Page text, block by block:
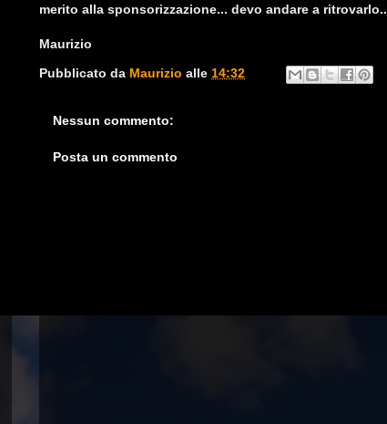
merito alla sponsorizzazione... devo andare a
Maurizio
Pubblicato da Maurizio alle 14:32
Nessun commento:
Posta un commento